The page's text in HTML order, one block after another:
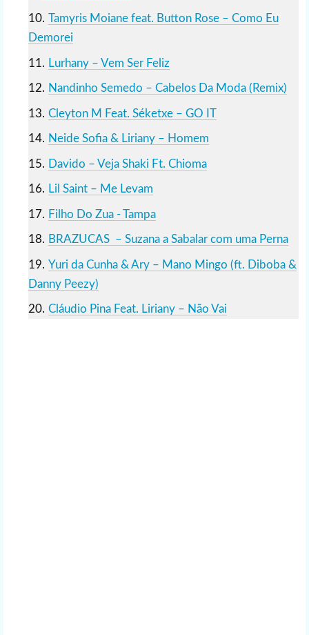
Tamyris Moiane feat. Button Rose – Como Eu
Demorei
Lurhany – Vem Ser Feliz
Nandinho Semedo – Cabelos Da Moda (Remix)
Cleyton M Feat. Séketxe – GO IT
Neide Sofia & Liriany – Homem
Davido – Veja Shaki Ft. Chioma
Lil Saint – Me Levam
Filho Do Zua - Tampa
BRAZUCAS – Suzana a Sabalar com uma Perna
Yuri da Cunha & Ary – Mano Mingo (ft. Diboba &
Danny Peezy)
Cláudio Pina Feat. Liriany – Não Vai